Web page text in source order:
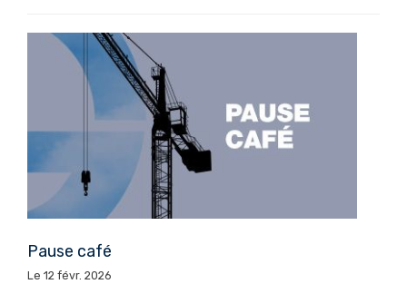
Pause café
Le 12 févr. 2026